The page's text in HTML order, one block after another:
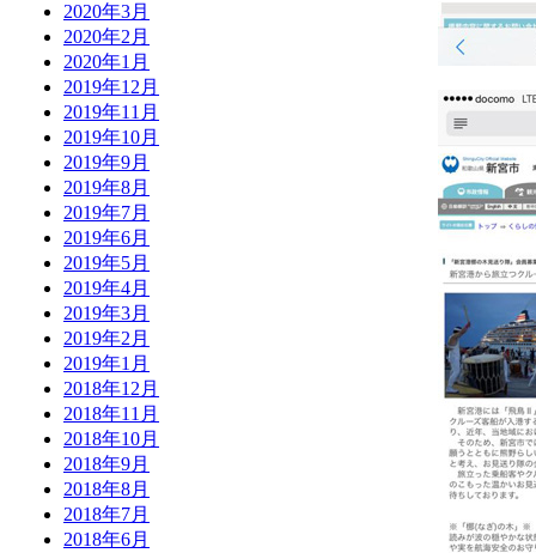
2020年3月
2020年2月
2020年1月
2019年12月
2019年11月
2019年10月
2019年9月
2019年8月
2019年7月
2019年6月
2019年5月
2019年4月
2019年3月
2019年2月
2019年1月
2018年12月
2018年11月
2018年10月
2018年9月
2018年8月
2018年7月
2018年6月